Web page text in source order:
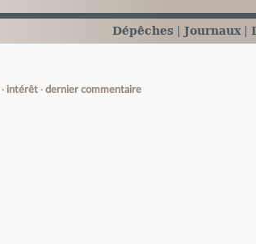
Dépêches Journaux
intérêt dernier commentaire